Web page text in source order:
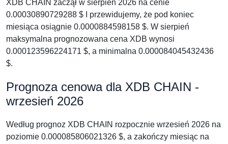
XDB CHAIN zaczął w sierpień 2026 na cenie
0.00030890729288 $ I przewidujemy, że pod koniec
miesiąca osiągnie 0.0000884598158 $. W sierpień
maksymalna prognozowana cena XDB wynosi
0.000123596224171 $, a minimalna 0.000084045432436
$.
Prognoza cenowa dla XDB CHAIN -
wrzesień 2026
Według prognoz XDB CHAIN rozpocznie wrzesień 2026 na
poziomie 0.000085806021326 $, a zakończy miesiąc na